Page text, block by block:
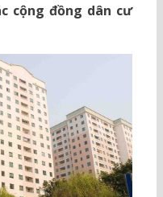
cộng đồng dân cư